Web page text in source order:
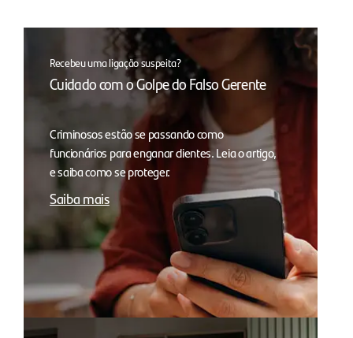
Recebeu uma ligação suspeita?
Cuidado com o Golpe do Falso Gerente
Criminosos estão se passando como
funcionários para enganar clientes. Leia o artigo,
e saiba como se proteger.
Saiba mais